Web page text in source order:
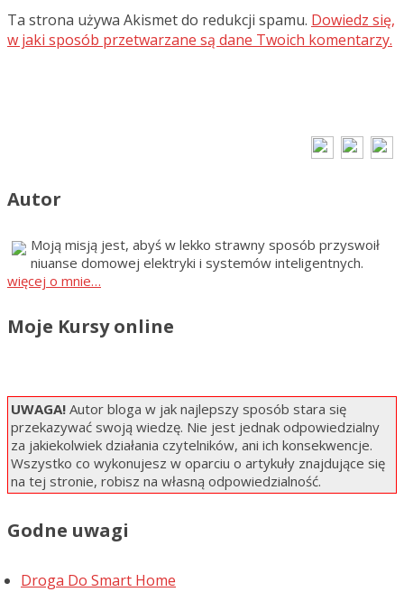
Ta strona używa Akismet do redukcji spamu. Dowiedz się,
w jaki sposób przetwarzane są dane Twoich komentarzy.
Autor
Moją misją jest, abyś w lekko strawny sposób przyswoił
niuanse domowej elektryki i systemów inteligentnych.
więcej o mnie…
Moje Kursy online
UWAGA! Autor bloga w jak najlepszy sposób stara się
przekazywać swoją wiedzę. Nie jest jednak odpowiedzialny
za jakiekolwiek działania czytelników, ani ich konsekwencje.
Wszystko co wykonujesz w oparciu o artykuły znajdujące się
na tej stronie, robisz na własną odpowiedzialność.
Godne uwagi
Droga Do Smart Home